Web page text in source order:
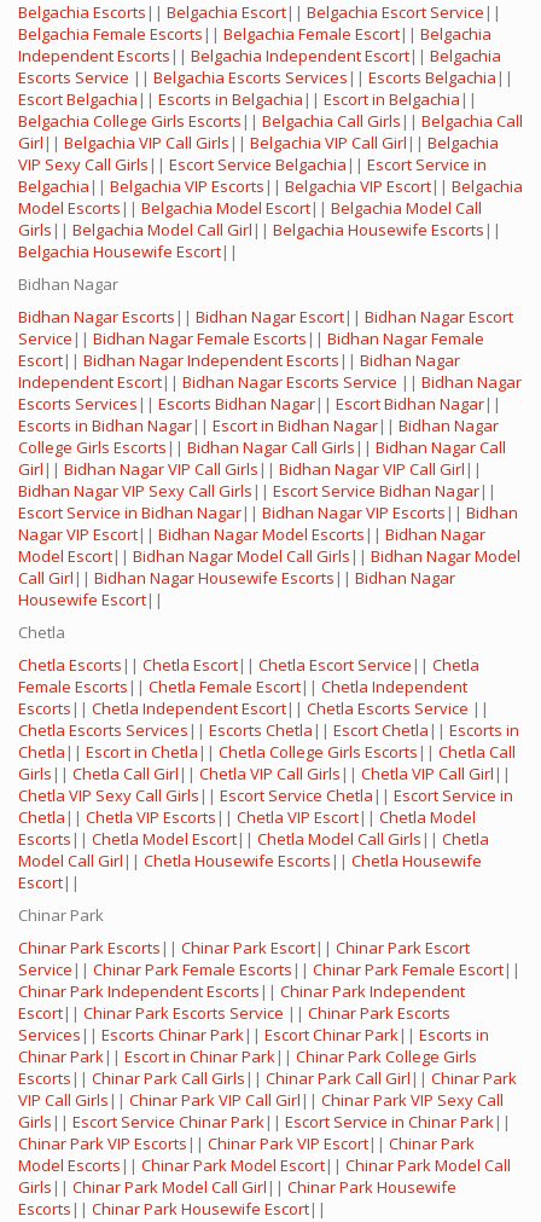
Belgachia Escorts || Belgachia Escort|| Belgachia Escort Service ||
Belgachia Female Escorts || Belgachia Female Escort|| Belgachia
Independent Escorts || Belgachia Independent Escort|| Belgachia
Escorts Service || Belgachia Escorts Services || Escorts Belgachia ||
Escort Belgachia || Escorts in Belgachia || Escort in Belgachia ||
Belgachia College Girls Escorts || Belgachia Call Girls || Belgachia Call
Girl || Belgachia VIP Call Girls || Belgachia VIP Call Girl || Belgachia
VIP Sexy Call Girls || Escort Service Belgachia || Escort Service in
Belgachia || Belgachia VIP Escorts || Belgachia VIP Escort|| Belgachia
Model Escorts || Belgachia Model Escort|| Belgachia Model Call
Girls || Belgachia Model Call Girl || Belgachia Housewife Escorts ||
Belgachia Housewife Escort||
Bidhan Nagar
Bidhan Nagar Escorts || Bidhan Nagar Escort|| Bidhan Nagar Escort
Service || Bidhan Nagar Female Escorts || Bidhan Nagar Female
Escort|| Bidhan Nagar Independent Escorts || Bidhan Nagar
Independent Escort|| Bidhan Nagar Escorts Service || Bidhan Nagar
Escorts Services || Escorts Bidhan Nagar|| Escort Bidhan Nagar||
Escorts in Bidhan Nagar|| Escort in Bidhan Nagar|| Bidhan Nagar
College Girls Escorts || Bidhan Nagar Call Girls || Bidhan Nagar Call
Girl || Bidhan Nagar VIP Call Girls || Bidhan Nagar VIP Call Girl ||
Bidhan Nagar VIP Sexy Call Girls || Escort Service Bidhan Nagar||
Escort Service in Bidhan Nagar|| Bidhan Nagar VIP Escorts || Bidhan
Nagar VIP Escort|| Bidhan Nagar Model Escorts || Bidhan Nagar
Model Escort|| Bidhan Nagar Model Call Girls || Bidhan Nagar Model
Call Girl || Bidhan Nagar Housewife Escorts || Bidhan Nagar
Housewife Escort||
Chetla
Chetla Escorts || Chetla Escort|| Chetla Escort Service || Chetla
Female Escorts || Chetla Female Escort|| Chetla Independent
Escorts || Chetla Independent Escort|| Chetla Escorts Service ||
Chetla Escorts Services || Escorts Chetla || Escort Chetla || Escorts in
Chetla || Escort in Chetla || Chetla College Girls Escorts || Chetla Call
Girls || Chetla Call Girl || Chetla VIP Call Girls || Chetla VIP Call Girl ||
Chetla VIP Sexy Call Girls || Escort Service Chetla || Escort Service in
Chetla || Chetla VIP Escorts || Chetla VIP Escort|| Chetla Model
Escorts || Chetla Model Escort|| Chetla Model Call Girls || Chetla
Model Call Girl || Chetla Housewife Escorts || Chetla Housewife
Escort||
Chinar Park
Chinar Park Escorts || Chinar Park Escort|| Chinar Park Escort
Service || Chinar Park Female Escorts || Chinar Park Female Escort||
Chinar Park Independent Escorts || Chinar Park Independent
Escort|| Chinar Park Escorts Service || Chinar Park Escorts
Services || Escorts Chinar Park|| Escort Chinar Park|| Escorts in
Chinar Park|| Escort in Chinar Park|| Chinar Park College Girls
Escorts || Chinar Park Call Girls || Chinar Park Call Girl || Chinar Park
VIP Call Girls || Chinar Park VIP Call Girl || Chinar Park VIP Sexy Call
Girls || Escort Service Chinar Park|| Escort Service in Chinar Park||
Chinar Park VIP Escorts || Chinar Park VIP Escort|| Chinar Park
Model Escorts || Chinar Park Model Escort|| Chinar Park Model Call
Girls || Chinar Park Model Call Girl || Chinar Park Housewife
Escorts || Chinar Park Housewife Escort||